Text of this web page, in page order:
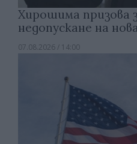
Хирошима призова
недопускане на
07.08.2026 / 14:00